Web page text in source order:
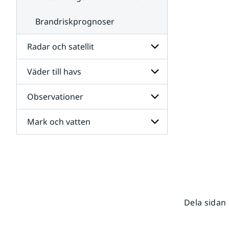
Brandriskprognoser
Radar och satellit
Undersidor
för
Radar
och
satellit
Väder till havs
Undersidor
för
Väder
till
havs
Observationer
Undersidor
för
Mark och vatten
Dela sidan